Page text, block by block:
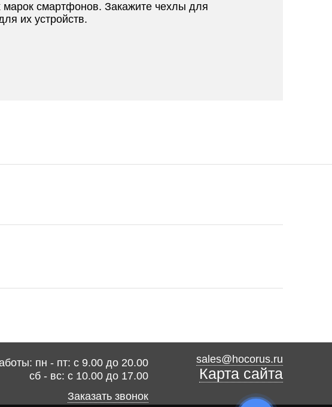
смартфонов. Закажите чехлы для
их устройств.
пн - пт: с 9.00 до 20.00
сб - вс: с 10.00 до 17.00
Заказать звонок
sales@hocorus.ru
Карта сайта